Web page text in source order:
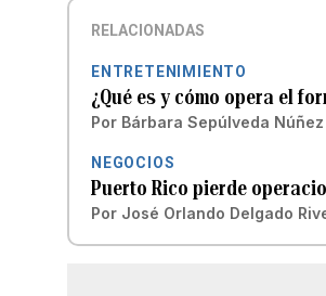
RELACIONADAS
ENTRETENIMIENTO
¿Qué es y cómo opera el
Por Bárbara Sepúlveda Núñez
NEGOCIOS
Puerto Rico pierde
Por José Orlando Delgado